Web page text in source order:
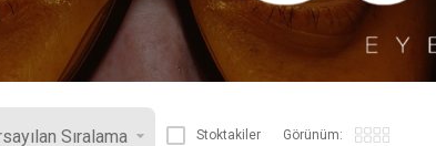
Stoktakiler Görünüm: